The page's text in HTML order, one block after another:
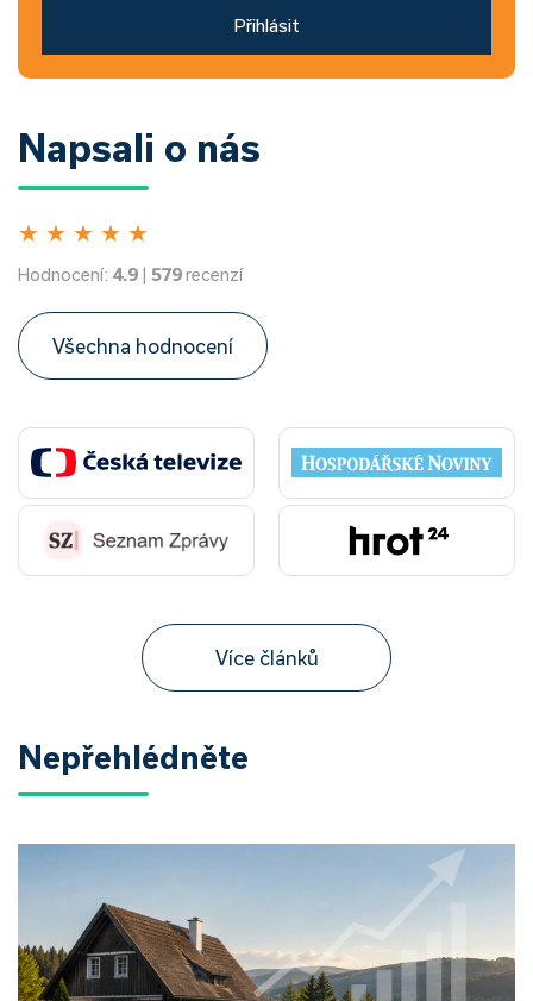
Přihlásit
Napsali o nás
★ ★ ★ ★ ★
Hodnocení: 4.9 | 579recenzí
Všechna hodnocení
Více článků
Nepřehlédněte